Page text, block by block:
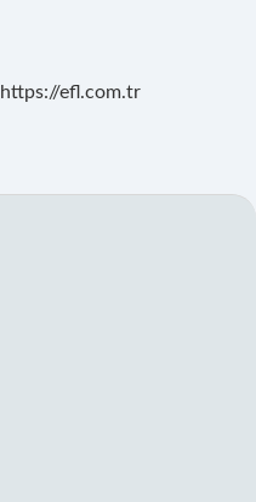
https://efl.com.tr